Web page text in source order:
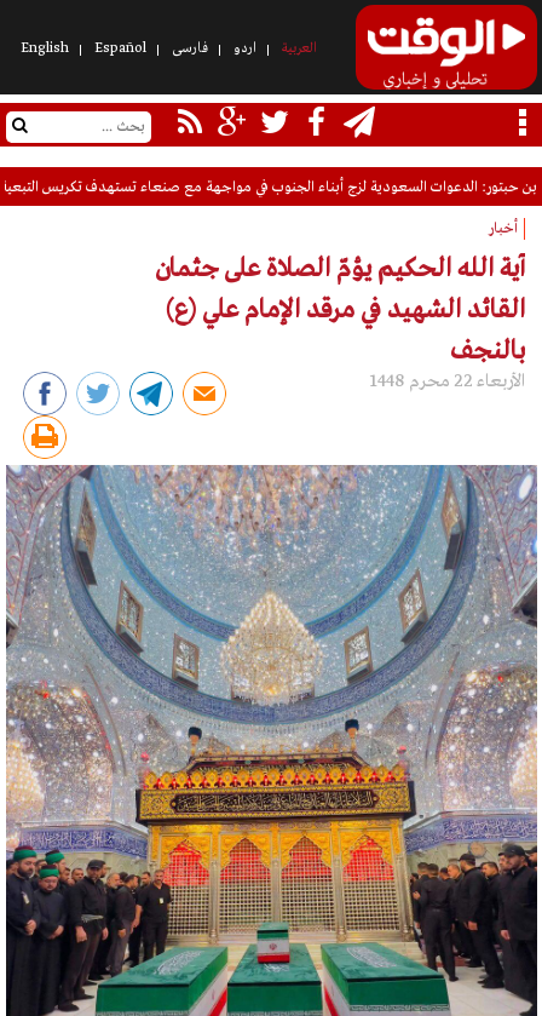
العربیة اردو فارسی Español
English
بن حبتور: الدعوات السعودية لزج أبناء الجنوب في مواجهة مع صنعاء تستهدف تكريس التبعية
أخبار
آية الله الحكيم يؤمّ الصلاة على جثمان
القائد الشهيد في مرقد الإمام علي (ع)
بالنجف
الأربعاء 22 محرم 1448